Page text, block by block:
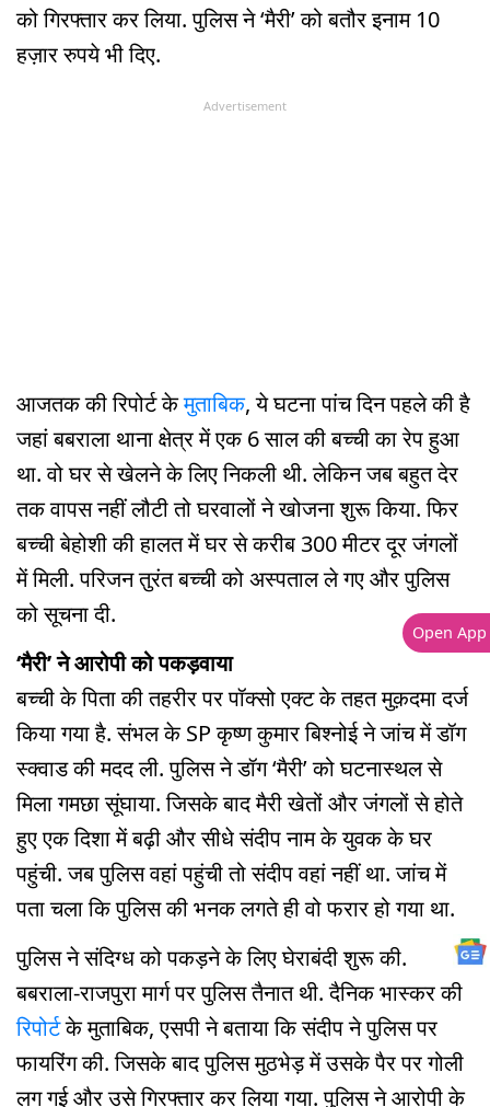
को गिरफ्तार कर लिया. पुलिस ने ‘मैरी’ को बतौर इनाम 10
हज़ार रुपये भी दिए.
Advertisement
आजतक की रिपोर्ट केमुताबिक, ये घटना पांच दिन पहले की है
जहां बबराला थाना क्षेत्र में एक 6 साल की बच्ची का रेप हुआ
था. वो घर से खेलने के लिए निकली थी. लेकिन जब बहुत देर
तक वापस नहीं लौटी तो घरवालों ने खोजना शुरू किया. फिर
बच्ची बेहोशी की हालत में घर से करीब 300 मीटर दूर जंगलों
में मिली. परिजन तुरंत बच्ची को अस्पताल ले गए और पुलिस
को सूचना दी.
‘मैरी’ ने आरोपी को पकड़वाया
बच्ची के पिता की तहरीर पर पॉक्सो एक्ट के तहत मुक़दमा दर्ज
किया गया है. संभल के SP कृष्ण कुमार बिश्नोई ने जांच में डॉग
स्क्वाड की मदद ली. पुलिस ने डॉग ‘मैरी’ को घटनास्थल से
मिला गमछा सूंघाया. जिसके बाद मैरी खेतों और जंगलों से होते
हुए एक दिशा में बढ़ी और सीधे संदीप नाम के युवक के घर
पहुंची. जब पुलिस वहां पहुंची तो संदीप वहां नहीं था. जांच में
पता चला कि पुलिस की भनक लगते ही वो फरार हो गया था.
पुलिस ने संदिग्ध को पकड़ने के लिए घेराबंदी शुरू की.
बबराला-राजपुरा मार्ग पर पुलिस तैनात थी. दैनिक भास्कर की
रिपोर्टके मुताबिक, एसपी ने बताया कि संदीप ने पुलिस पर
फायरिंग की. जिसके बाद पुलिस मुठभेड़ में उसके पैर पर गोली
लग गई और उसे गिरफ्तार कर लिया गया. पुलिस ने आरोपी के
Open App